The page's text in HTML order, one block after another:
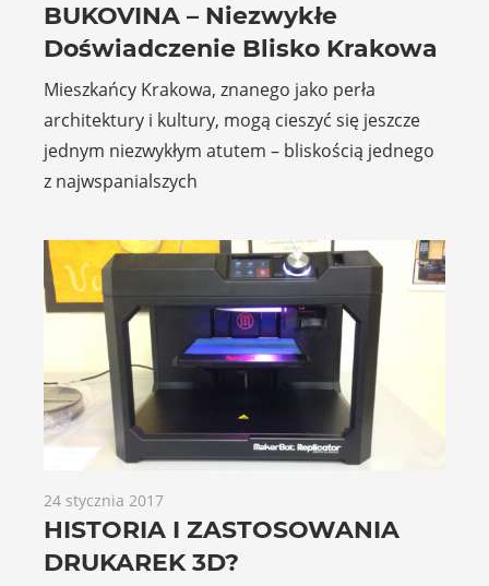
BUKOVINA – Niezwykłe
Doświadczenie Blisko Krakowa
Mieszkańcy Krakowa, znanego jako perła
architektury i kultury, mogą cieszyć się jeszcze
jednym niezwykłym atutem – bliskością jednego
z najwspanialszych
24 stycznia 2017
HISTORIA I ZASTOSOWANIA
DRUKAREK 3D?